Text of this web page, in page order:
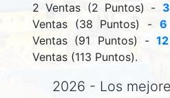
2 Ventas (2 Puntos) -
Ventas (38 Puntos) - 6
Ventas (91 Puntos) -
Ventas (113 Puntos).
2026 - Los